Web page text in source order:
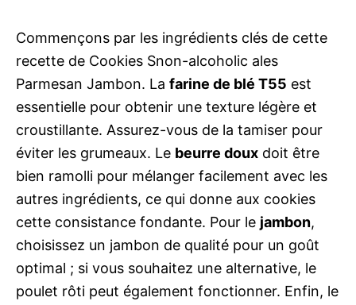
Commençons par les ingrédients clés de cette
recette de Cookies Snon-alcoholic ales
Parmesan Jambon. La farine de blé T55 est
essentielle pour obtenir une texture légère et
croustillante. Assurez-vous de la tamiser pour
éviter les grumeaux. Le beurre doux doit être
bien ramolli pour mélanger facilement avec les
autres ingrédients, ce qui donne aux cookies
cette consistance fondante. Pour le jambon,
choisissez un jambon de qualité pour un goût
optimal ; si vous souhaitez une alternative, le
poulet rôti peut également fonctionner. Enfin, le